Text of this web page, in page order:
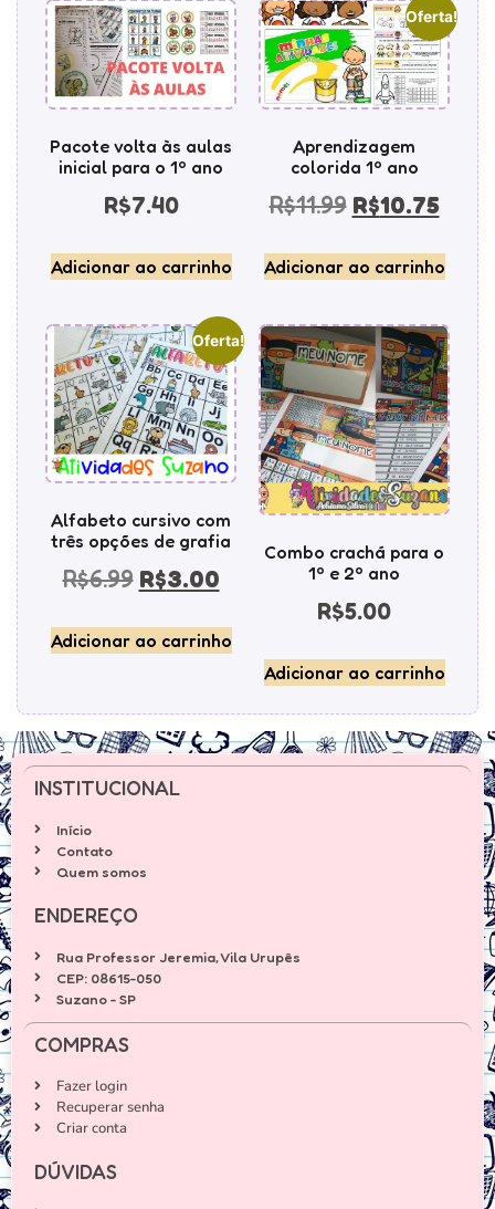
Pacote volta às aulas
inicial para o 1º ano
R$7.40
Adicionar ao carrinho
Oferta!
Aprendizagem
colorida 1º ano
R$11.99 R$10.75
Adicionar ao carrinho
Oferta!
Alfabeto cursivo com
três opções de grafia
R$6.99 R$3.00
Adicionar ao carrinho
Combo crachá para o
1º e 2º ano
R$5.00
Adicionar ao carrinho
INSTITUCIONAL
Início
Contato
Quem somos
ENDEREÇO
Rua Professor Jeremia, Vila Urupês
CEP: 08615-050
Suzano - SP
COMPRAS
Fazer login
Recuperar senha
Criar conta
DÚVIDAS